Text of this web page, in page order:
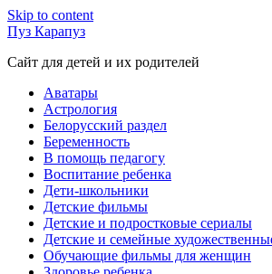
Skip to content
Пуз Карапуз
Сайт для детей и их родителей
Аватары
Астрология
Белорусский раздел
Беременность
В помощь педагогу
Воспитание ребенка
Дети-школьники
Детские фильмы
Детские и подростковые сериалы
Детские и семейные
Обучающие фильмы для женщин